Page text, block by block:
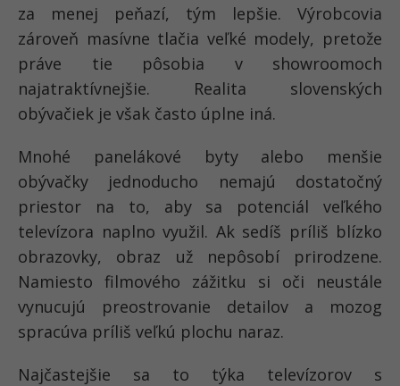
za menej peňazí, tým lepšie. Výrobcovia
zároveň masívne tlačia veľké modely, pretože
práve tie pôsobia v showroomoch
najatraktívnejšie. Realita slovenských
obývačiek je však často úplne iná.
Mnohé panelákové byty alebo menšie
obývačky jednoducho nemajú dostatočný
priestor na to, aby sa potenciál veľkého
televízora naplno využil. Ak sedíš príliš blízko
obrazovky, obraz už nepôsobí prirodzene.
Namiesto filmového zážitku si oči neustále
vynucujú preostrovanie detailov a mozog
spracúva príliš veľkú plochu naraz.
Najčastejšie sa to týka televízorov s